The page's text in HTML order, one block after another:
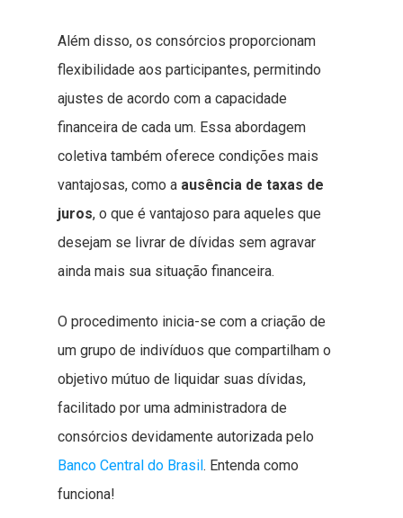
Além disso, os consórcios proporcionam
flexibilidade aos participantes, permitindo
ajustes de acordo com a capacidade
financeira de cada um. Essa abordagem
coletiva também oferece condições mais
vantajosas, como a ausência de taxas de
juros, o que é vantajoso para aqueles que
desejam se livrar de dívidas sem agravar
ainda mais sua situação financeira.
O procedimento inicia-se com a criação de
um grupo de indivíduos que compartilham o
objetivo mútuo de liquidar suas dívidas,
facilitado por uma administradora de
consórcios devidamente autorizada pelo
Banco Central do Brasil. Entenda como
funciona!